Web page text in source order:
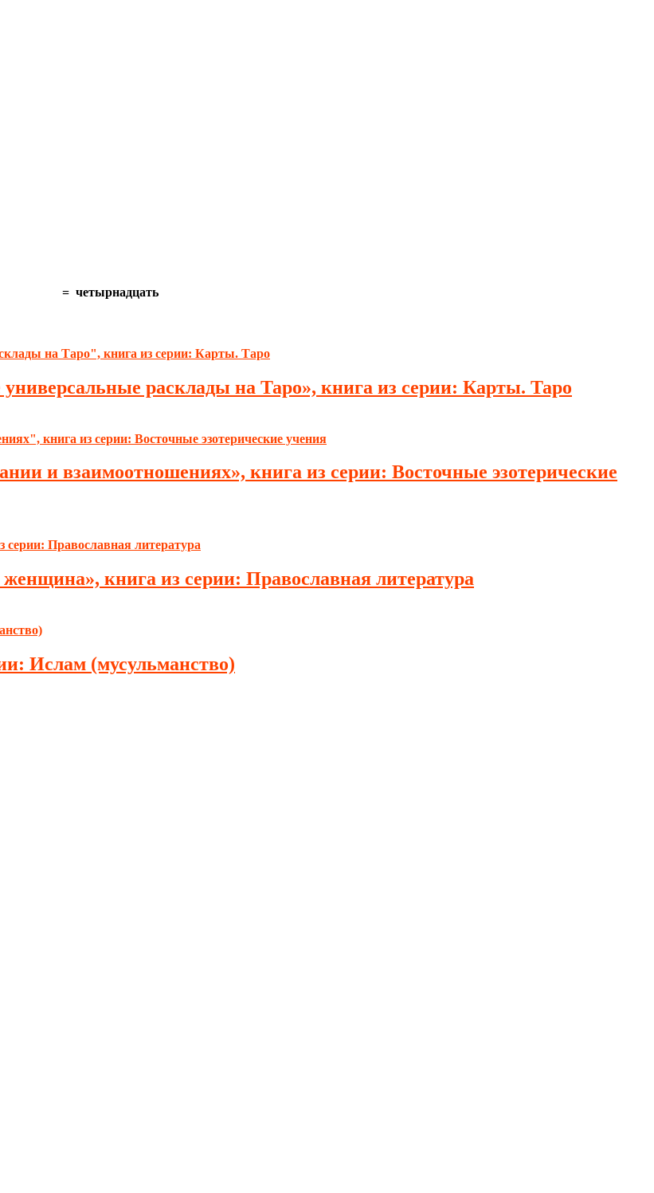
= четырнадцать
расклады на Таро», книга из серии: Карты. Таро
и взаимоотношениях», книга из серии: Восточные эзотерические
книга из серии: Православная литература
Ислам (мусульманство)